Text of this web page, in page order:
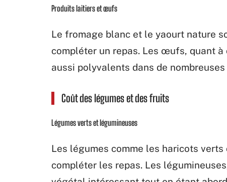
Produits laitiers et œufs
Le fromage blanc et le yaourt nature
compléter un repas. Les œufs, quant
aussi polyvalents dans de
Coût des légumes et des fruits
Légumes verts et légumineuses
Les légumes comme les haricots
compléter les repas. Les